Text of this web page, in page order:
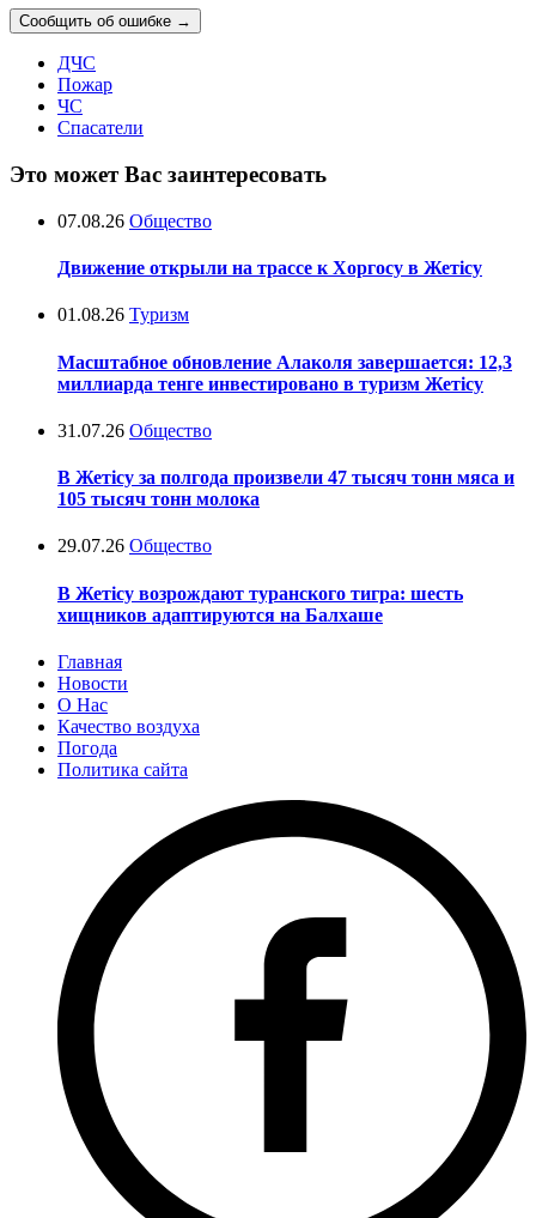
Сообщить об ошибке →
ДЧС
Пожар
ЧС
Спасатели
Это может Вас заинтересовать
07.08.26 Общество
Движение открыли на трассе к Хоргосу в Жетісу
01.08.26 Туризм
Масштабное обновление Алаколя завершается: 12,3
миллиарда тенге инвестировано в туризм Жетісу
31.07.26 Общество
В Жетісу за полгода произвели 47 тысяч тонн мяса и
105 тысяч тонн молока
29.07.26 Общество
В Жетісу возрождают туранского тигра: шесть
хищников адаптируются на Балхаше
Главная
Новости
О Нас
Качество воздуха
Погода
Политика сайта